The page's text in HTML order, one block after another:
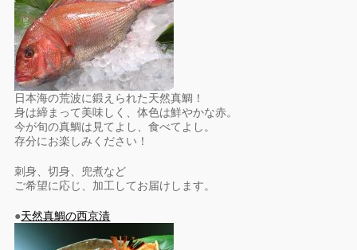
日本海の荒波に鍛えられた天然真鯛！
身は締まって美味しく、体色は鮮やかな赤。
今が旬の真鯛は見てよし、食べてよし。
存分にお楽しみください！
刺身、切身、兜煮など
ご希望に応じ、加工してお届けします。
●天然真鯛の西京漬